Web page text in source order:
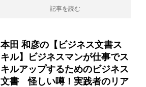
記事を読む
本田 和彦の【ビジネス文書ス
キル】ビジネスマンが仕事でス
キルアップするためのビジネス
文書 怪しい噂！実践者のリア